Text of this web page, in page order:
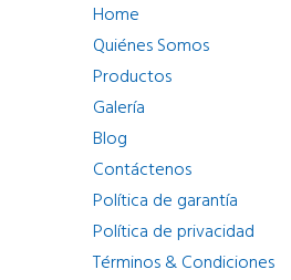
Home
Quiénes Somos
Productos
Galería
Blog
Contáctenos
Política de garantía
Política de privacidad
Términos & Condiciones